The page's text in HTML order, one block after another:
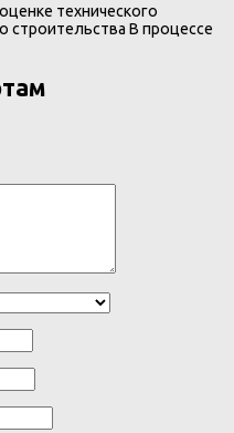
технического
строительства В процессе